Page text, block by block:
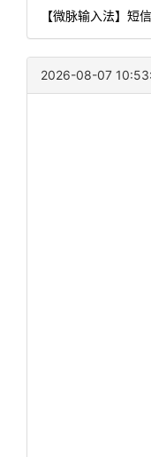
【微脉输入法】短
2026-08-07